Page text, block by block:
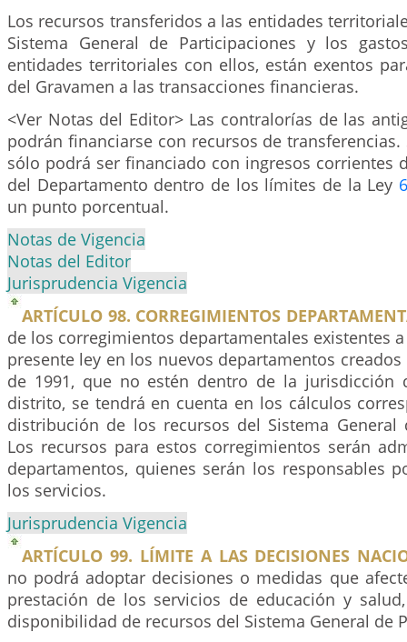
Los recursos transferidos a las entidades
Sistema General de Participaciones y los
entidades territoriales con ellos, están exentos
del Gravamen a las transacciones financieras.
<Ver Notas del Editor> Las contralorías de las
podrán financiarse con recursos de
sólo podrá ser financiado con ingresos corrientes
del Departamento dentro de los límites de la Ley
un punto porcentual.
Notas de Vigencia
Notas del Editor
Jurisprudencia Vigencia
ARTÍCULO 98. CORREGIMIENTOS
de los corregimientos departamentales existentes
presente ley en los nuevos departamentos
de 1991, que no estén dentro de la jurisdicción
distrito, se tendrá en cuenta en los cálculos
distribución de los recursos del Sistema General
Los recursos para estos corregimientos serán
departamentos, quienes serán los responsables
los servicios.
Jurisprudencia Vigencia
ARTÍCULO 99. LÍMITE A LAS DECISIONES
no podrá adoptar decisiones o medidas que
prestación de los servicios de educación y
disponibilidad de recursos del Sistema General de